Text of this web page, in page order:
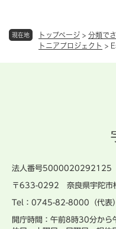
現在地 トップページ > 分類で
トニアプロジェクト >
法人番号5000020292125
〒633-0292 奈良県宇陀市
Tel：0745-82-8000（代
開庁時間：午前8時30分か